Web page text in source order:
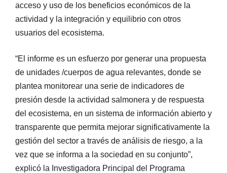
acceso y uso de los beneficios económicos de la
actividad y la integración y equilibrio con otros
usuarios del ecosistema.
“El informe es un esfuerzo por generar una propuesta
de unidades /cuerpos de agua relevantes, donde se
plantea monitorear una serie de indicadores de
presión desde la actividad salmonera y de respuesta
del ecosistema, en un sistema de información abierto y
transparente que permita mejorar significativamente la
gestión del sector a través de análisis de riesgo, a la
vez que se informa a la sociedad en su conjunto”,
explicó la Investigadora Principal del Programa